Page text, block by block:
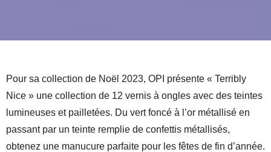
Pour sa collection de Noël 2023, OPI présente « Terribly
Nice » une collection de 12 vernis à ongles avec des teintes
lumineuses et pailletées. Du vert foncé à l’or métallisé en
passant par un teinte remplie de confettis métallisés,
obtenez une manucure parfaite pour les fêtes de fin d’année.